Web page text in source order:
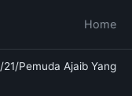
Home
Pemuda Ajaib Yang